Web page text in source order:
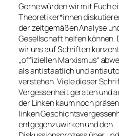
Gerne würden wir mit Euch
Theoretiker*innen
der zeitgemäßen Analyse
Gesellschaft helfen können.
wir uns auf Schriften
„offiziellen Marxismus“
als antistaatlich und
verstehen. Viele dieser
Vergessenheit geraten und
der Linken kaum noch
linken
entgegenzuwirken und den